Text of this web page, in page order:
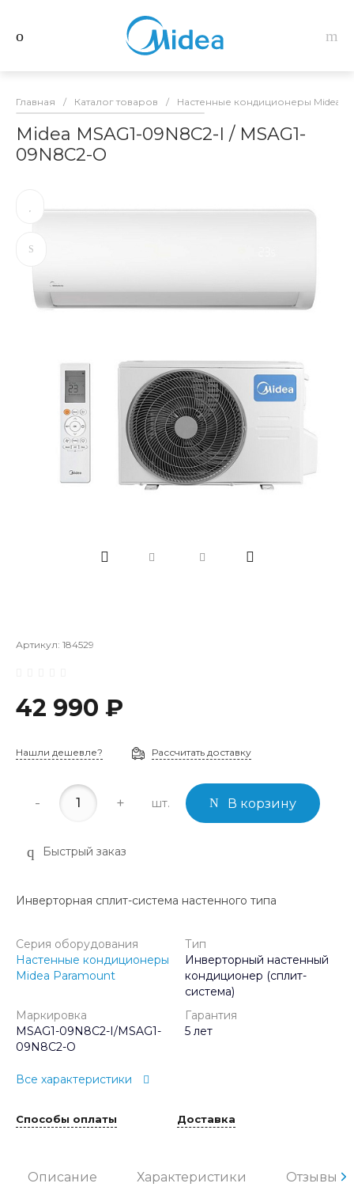
Главная / Каталог товаров / Настенные кондиционеры Midea
Midea MSAG1-09N8C2-I / MSAG1-
09N8C2-O
Артикул: 184529
42 990 ₽
Нашли дешевле? Рассчитать доставку
- + шт. В корзину
Быстрый заказ
Инверторная сплит-система настенного типа
Серия оборудования
Настенные кондиционеры
Midea Paramount
Тип
Инверторный настенный
кондиционер (сплит-
система)
Маркировка
MSAG1-09N8C2-I/MSAG1-
09N8C2-O
Гарантия
5 лет
Все характеристики
Способы оплаты Доставка
Описание Характеристики Отзывы